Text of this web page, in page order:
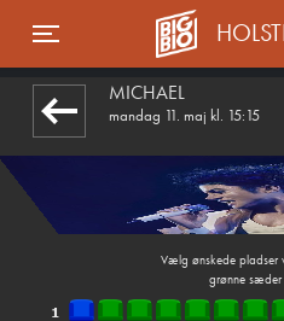
Toggle navigation
MICHAEL
mandag 11. maj kl. 15:15
Vælg ønskede pladser
grønne sæder
front05-